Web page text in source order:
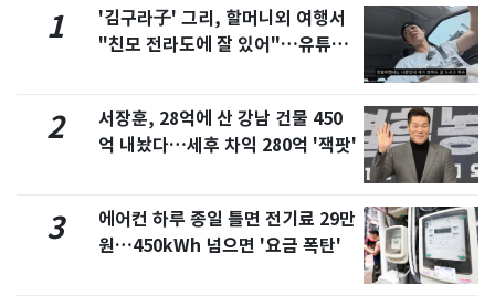
1
'김구라子' 그리, 할머니외 여행서
"친모 전라도에 잘 있어"…유튜브
2
서장훈, 28억에 산 강남 건물 450
억 내놨다…세후 차익 280억 '잭팟'
3
에어컨 하루 종일 틀면 전기료 29만
원…450kWh 넘으면 '요금 폭탄'